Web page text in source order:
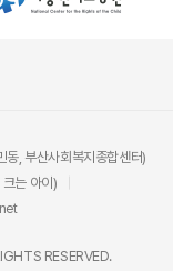
, 부산사회복지종합센터)
는 아이)
RESERVED.